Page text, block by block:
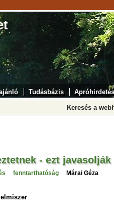
Tudásbázis
Keresés a
- ezt javasolják
fenntarthatóság Márai Géza